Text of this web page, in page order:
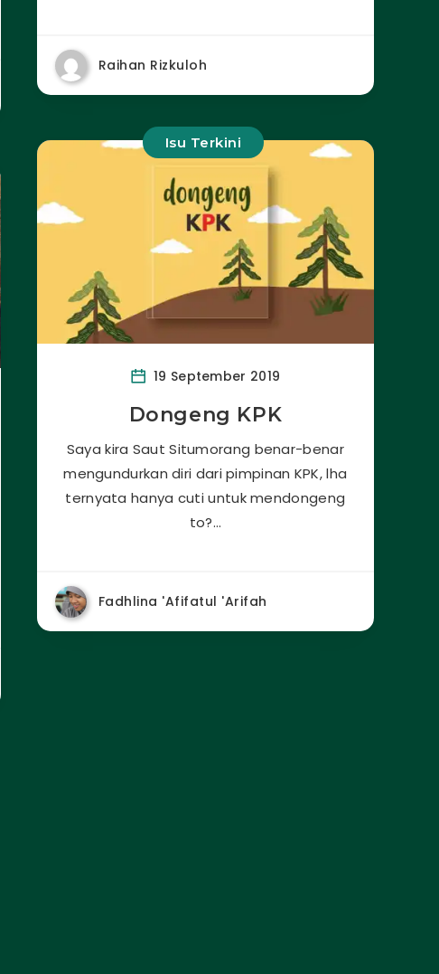
Raihan Rizkuloh
Isu Terkini
19 September 2019
Dongeng KPK
Saya kira Saut Situmorang benar-benar
mengundurkan diri dari pimpinan KPK, lha
ternyata hanya cuti untuk mendongeng
to?…
Fadhlina 'Afifatul 'Arifah